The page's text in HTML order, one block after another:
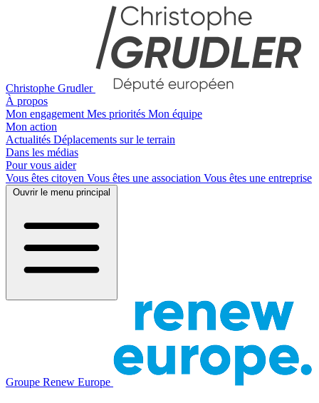
Christophe Grudler
À propos
Mon engagement Mes priorités Mon équipe
Mon action
Actualités Déplacements sur le terrain
Dans les médias
Pour vous aider
Vous êtes citoyen Vous êtes une association Vous êtes une entreprise
Ouvrir le menu principal
Groupe Renew Europe